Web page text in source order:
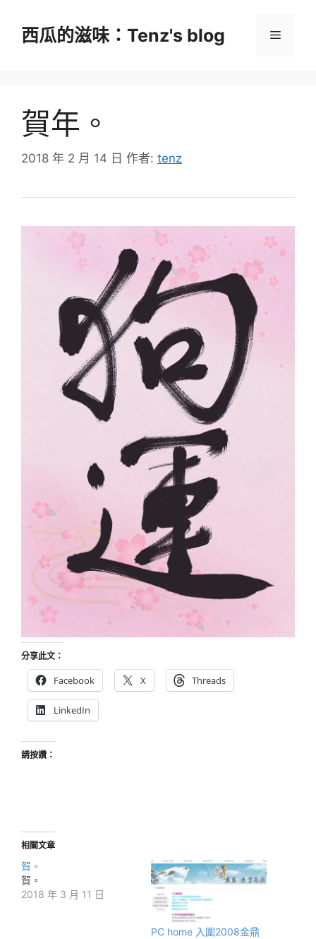
西瓜的滋味：Tenz's blog 選
賀年。
2018 年 2 月 14 日 作者: tenz
分享此文：
Facebook X Threads
LinkedIn
請按讚：
相關文章
賀。
賀。
2018 年 3 月 11 日
PC home 入圍2008金鼎